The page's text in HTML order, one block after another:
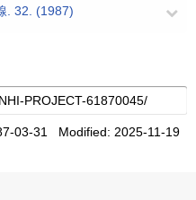
. 32. (1987)
03-31 Modified: 2025-11-19